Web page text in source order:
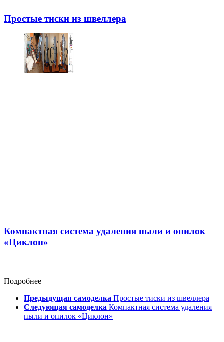
Простые тиски из швеллера
Компактная система удаления пыли и опилок
«Циклон»
Подробнее
Предыдущая самоделка Простые тиски из швеллера
Следующая самоделка Компактная система удаления
пыли и опилок «Циклон»